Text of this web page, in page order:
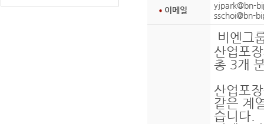
이메일
yjpark@bn-
sschoi@bn-
비엔그
산업포
총 3개
산업포
같은 계
습니다.